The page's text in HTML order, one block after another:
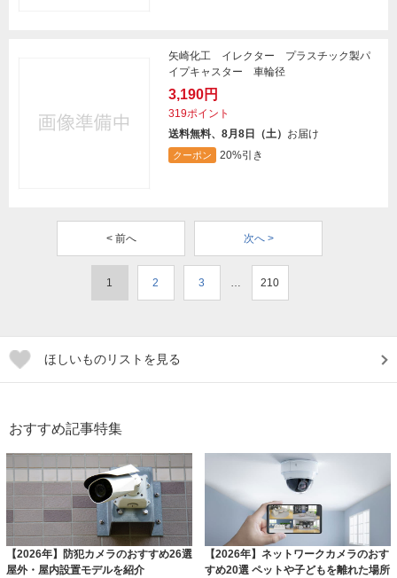
矢崎化工 イレクター プラスチック製パ
イプキャスター 車輪径
3,190円
319ポイント
送料無料、8月8日（土） お届け
クーポン 20%引き
< 前へ 次へ >
1 2 3 … 210
ほしいものリストを見る
おすすめ記事特集
【2026年】防犯カメラのおすすめ26選
屋外・屋内設置モデルを紹介
【2026年】ネットワークカメラのおす
すめ20選 ペットや子どもを離れた場所